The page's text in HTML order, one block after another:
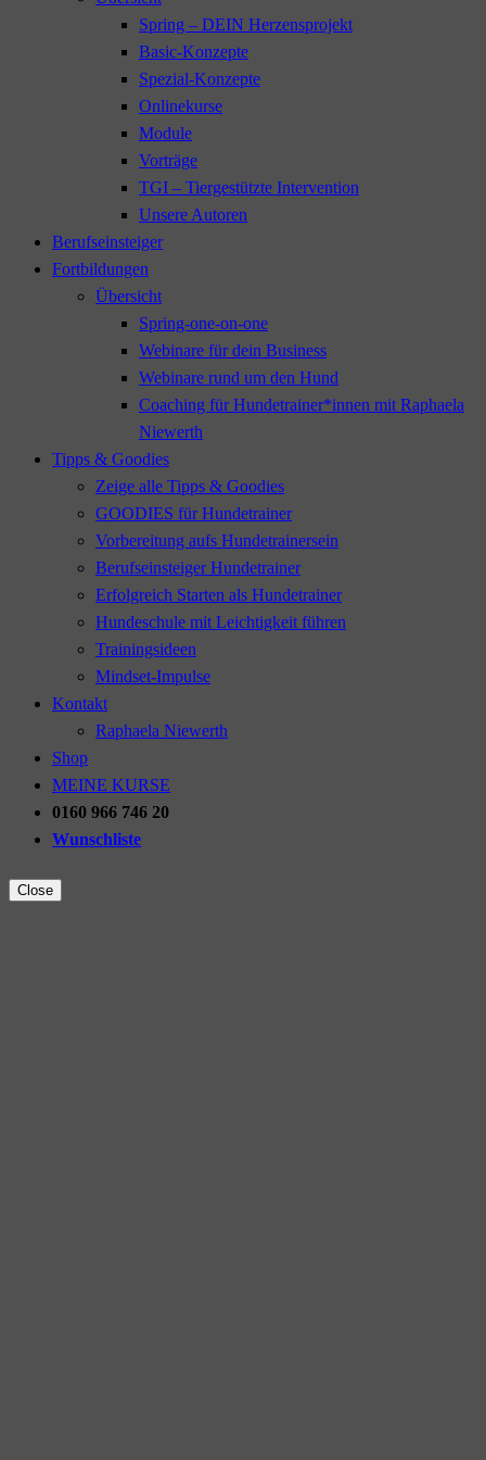
Spring – DEIN Herzensprojekt
Basic-Konzepte
Spezial-Konzepte
Onlinekurse
Module
Vorträge
TGI – Tiergestützte Intervention
Unsere Autoren
Berufseinsteiger
Fortbildungen
Übersicht
Spring-one-on-one
Webinare für dein Business
Webinare rund um den Hund
Coaching für Hundetrainer*innen mit Raphaela
Niewerth
Tipps & Goodies
Zeige alle Tipps & Goodies
GOODIES für Hundetrainer
Vorbereitung aufs Hundetrainersein
Berufseinsteiger Hundetrainer
Erfolgreich Starten als Hundetrainer
Hundeschule mit Leichtigkeit führen
Trainingsideen
Mindset-Impulse
Kontakt
Raphaela Niewerth
Shop
MEINE KURSE
0160 966 746 20
Wunschliste
Close